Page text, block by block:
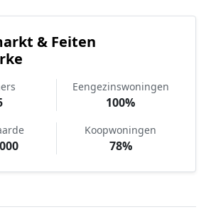
& Feiten
Eengezinswoningen
100%
Koopwoningen
78%